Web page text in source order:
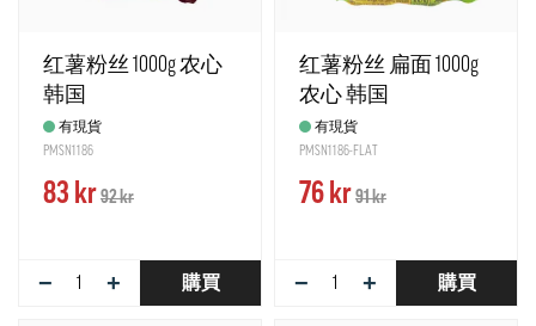
红薯粉丝 1000g 农心
韩国
有現貨
PMSN1186
83 kr92 kr
− + 購買
红薯粉丝 扁面 1000g
农心 韩国
有現貨
PMSN1186-FLAT
76 kr91 kr
− + 購買